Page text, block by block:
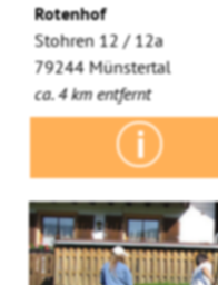
Rotenhof
Stohren 12 / 12a
79244 Münstertal
ca. 4 km entfernt